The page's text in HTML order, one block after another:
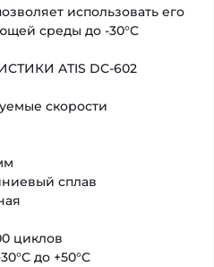
использовать его
среды до -30°C
ATIS DC-602
скорости
сплав
циклов
до +50°C